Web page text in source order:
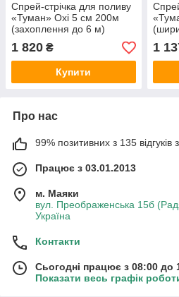
Спрей-стрічка для поливу
«Туман» Oxi 5 см 200м
(захоплення до 6 м)
1 820 ₴
Купити
1
Про нас
99% позитивних з 135 відгуків
Працює з 03.01.2013
м. Маяки
вул. Преображенська 15б
Україна
Контакти
Сьогодні працює з 08:00 до
Показати весь графік